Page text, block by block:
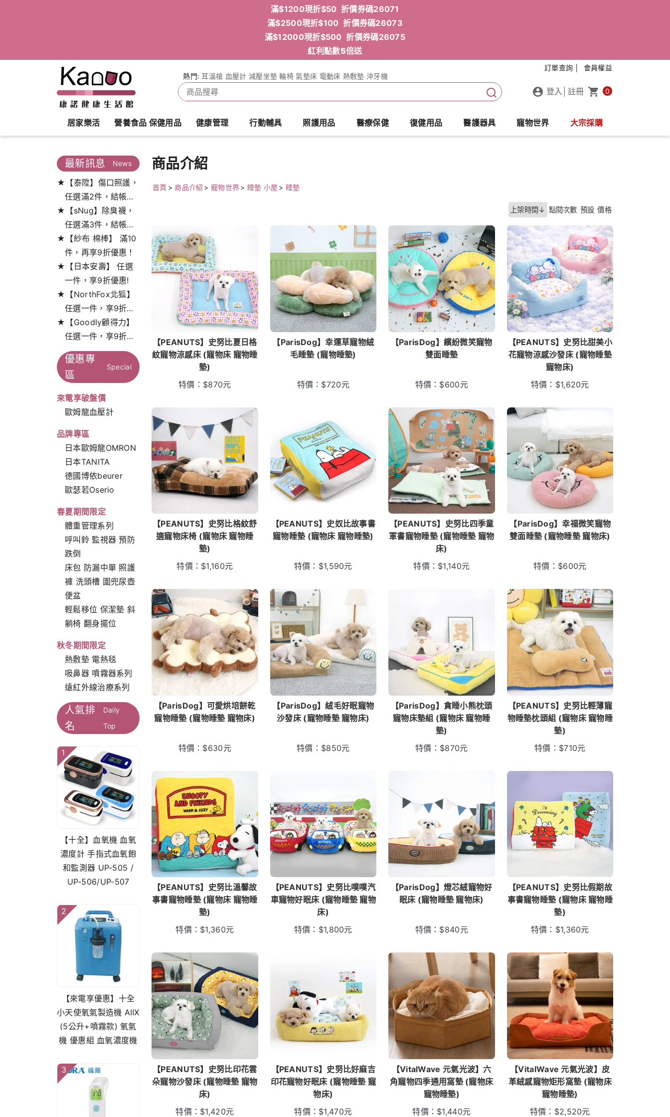
滿$1200現折$50 折價券碼26071
滿$2500現折$100 折價券碼26073
滿$12000現折$500 折價券碼26075
紅利點數5倍送
熱門: 耳溫槍 血壓計 減壓坐墊 輪椅 氣墊床 電動床 熱敷墊 沖牙機
訂單查詢 │ 會員權益
登入 註冊 0
居家樂活 營養食品 保健用品 健康管理 行動輔具 照護用品 醫療保健 復健用品 醫護器具 寵物世界 大宗採購
最新訊息 News
★【泰陞】傷口照護，
任選滿2件，結帳打
9.5折!
★【sNug】除臭襪，
任選滿3件，結帳打
9折!
★【紗布 棉棒】 滿10
件，再享9折優惠！
★【日本安壽】 任選
一件，享9折優惠!
★【NorthFox北狐】
任選一件，享9折特
惠！
★【Goodly顧得力】
任選一件，享9折特
惠！
優惠專
區
Special
來電享破盤價
歐姆龍血壓計
品牌專區
日本歐姆龍OMRON
日本TANITA
德國博依beurer
歐瑟若Oserio
春夏期間限定
體重管理系列
呼叫鈴 監視器 預防
跌倒
床包 防漏中單 照護
褲 洗頭槽 圍兜尿壺
便盆
輕鬆移位 保潔墊 斜
躺椅 翻身擺位
秋冬期間限定
熱敷墊 電熱毯
吸鼻器 噴霧器系列
遠紅外線治療系列
人氣排
名
Daily
Top
1
【十全】血氧機 血氧
濃度計 手指式血氧飽
和監測器 UP-505 /
UP-506/UP-507
2
【來電享優惠】十全
小天使氧氣製造機 AⅡX
(5公升+噴霧款) 氧氣
機 優惠組 血氧濃度機
3
商品介紹
首頁 >商品介紹 >寵物世界> 睡墊 小屋 > 睡墊
上架時間↓ 點閱次數 預設 價格
【PEANUTS】史努比夏日格
紋寵物涼感床 (寵物床 寵物睡
墊)
特價： $870元
【ParisDog】幸運草寵物絨
毛睡墊 (寵物睡墊)
特價： $720元
【ParisDog】繽紛微笑寵物
雙面睡墊
特價： $600元
【PEANUTS】史努比甜美小
花寵物涼感沙發床 (寵物睡墊
寵物床)
特價： $1,620元
【PEANUTS】史努比格紋舒
適寵物床椅 (寵物床 寵物睡
墊)
特價： $1,160元
【PEANUTS】史奴比故事書
寵物睡墊 (寵物床 寵物睡墊)
特價： $1,590元
【PEANUTS】史努比四季童
軍書寵物睡墊 (寵物睡墊 寵物
床)
特價： $1,140元
【ParisDog】幸福微笑寵物
雙面睡墊 (寵物睡墊 寵物床)
特價： $600元
【ParisDog】可愛烘培餅乾
寵物睡墊 (寵物睡墊 寵物床)
特價： $630元
【ParisDog】絨毛好眠寵物
沙發床 (寵物睡墊 寵物床)
特價： $850元
【ParisDog】貪睡小熊枕頭
寵物床墊組 (寵物床 寵物睡
墊)
特價： $870元
【PEANUTS】史努比輕薄寵
物睡墊枕頭組 (寵物床 寵物睡
墊)
特價： $710元
【PEANUTS】史努比溫馨故
事書寵物睡墊 (寵物床 寵物睡
墊)
特價： $1,360元
【PEANUTS】史努比噗噗汽
車寵物好眠床 (寵物睡墊 寵物
床)
特價： $1,800元
【ParisDog】燈芯絨寵物好
眠床 (寵物睡墊 寵物床)
特價： $840元
【PEANUTS】史努比假期故
事書寵物睡墊 (寵物床 寵物睡
墊)
特價： $1,360元
【PEANUTS】史努比印花雲
朵寵物沙發床 (寵物睡墊 寵物
床)
特價： $1,420元
【PEANUTS】史努比好麻吉
印花寵物好眠床 (寵物睡墊 寵
物床)
特價： $1,470元
【VitalWave 元氣光波】六
角寵物四季通用窩墊 (寵物床
寵物睡墊)
特價： $1,440元
【VitalWave 元氣光波】皮
革絨感寵物矩形窩墊 (寵物床
寵物睡墊)
特價： $2,520元